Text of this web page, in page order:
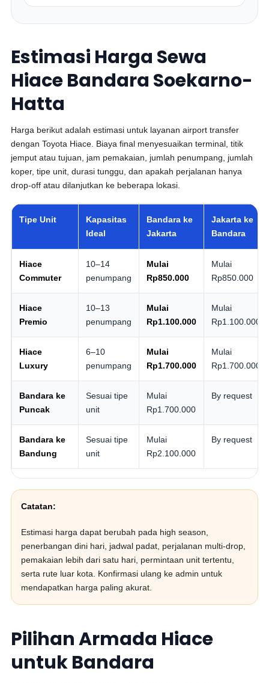
Estimasi Harga Sewa
Hiace Bandara Soekarno-
Hatta
Harga berikut adalah estimasi untuk layanan airport transfer
dengan Toyota Hiace. Biaya final menyesuaikan terminal, titik
jemput atau tujuan, jam pemakaian, jumlah penumpang, jumlah
koper, tipe unit, durasi tunggu, dan apakah perjalanan hanya
drop-off atau dilanjutkan ke beberapa lokasi.
Tipe Unit
Kapasitas
Ideal
Bandara ke
Jakarta
Jakarta ke
Bandara
Hiace
Commuter
10–14
penumpang
Mulai
Rp850.000
Mulai
Rp850.000
Hiace
Premio
10–13
penumpang
Mulai
Rp1.100.000
Mulai
Rp1.100.000
Hiace
Luxury
6–10
penumpang
Mulai
Rp1.700.000
Mulai
Rp1.700.000
Bandara ke
Puncak
Sesuai tipe
unit
Mulai
Rp1.700.000
By request
Bandara ke
Bandung
Sesuai tipe
unit
Mulai
Rp2.100.000
By request
Catatan:
Estimasi harga dapat berubah pada high season,
penerbangan dini hari, jadwal padat, perjalanan multi-drop,
pemakaian lebih dari satu hari, permintaan unit tertentu,
serta rute luar kota. Konfirmasi ulang ke admin untuk
mendapatkan harga paling akurat.
Pilihan Armada Hiace
untuk Bandara